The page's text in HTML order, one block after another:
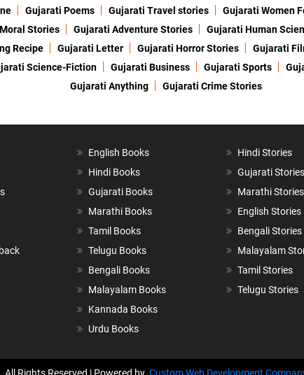
Gujarati Poems Gujarati Travel stories Gujarati Women
Stories Gujarati Adventure Stories Gujarati Human
Recipe Gujarati Letter Gujarati Horror Stories Gujarati
Science-Fiction Gujarati Business Gujarati Sports
Gujarati Anything
Gujarati Crime Stories
English Books
Hindi Books
Gujarati Books
Marathi Books
Tamil Books
Telugu Books
Bengali Books
Malayalam Books
Kannada Books
Urdu Books
Hindi Stories
Gujarati Stories
Marathi Stories
English Stories
Bengali Stories
Malayalam
Tamil Stories
Telugu Stories